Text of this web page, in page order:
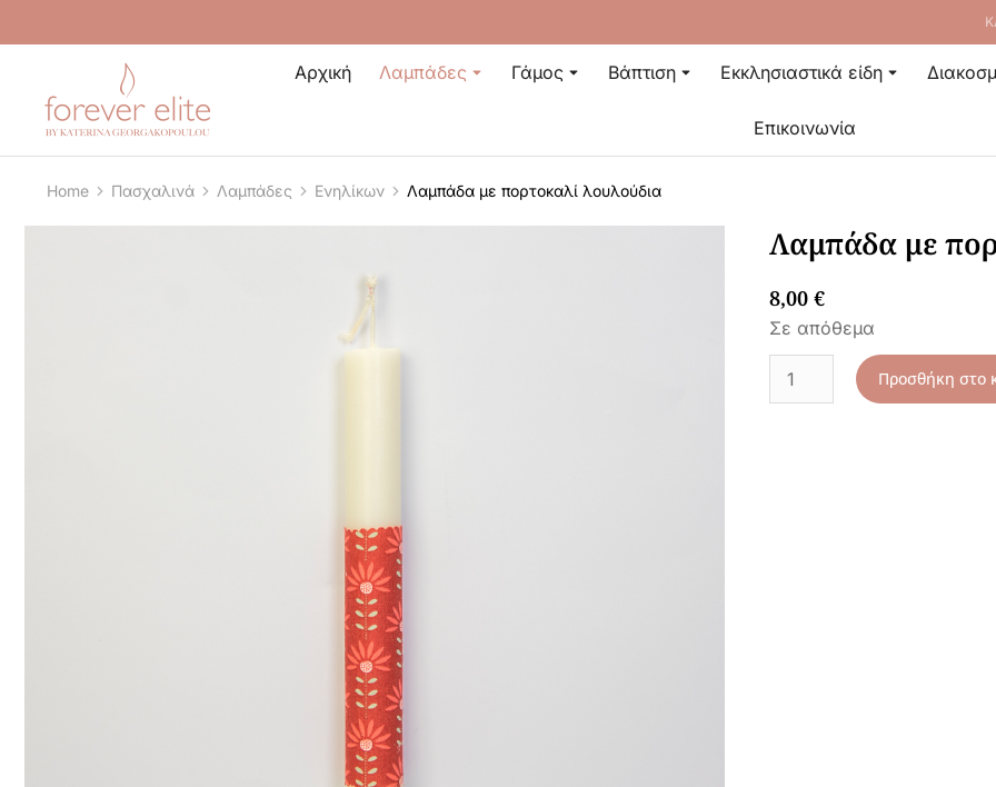
Αρχική Λαμπάδες Γάμος Βάπτιση Εκκλησιαστικά είδη
Επικοινωνία
You are here:
Home Πασχαλινά Λαμπάδες Ενηλίκων Λαμπάδα με πορτοκαλί λουλούδια
Λαμπάδα με
8,00 €
Σε απόθεμα
Προσθήκη στο